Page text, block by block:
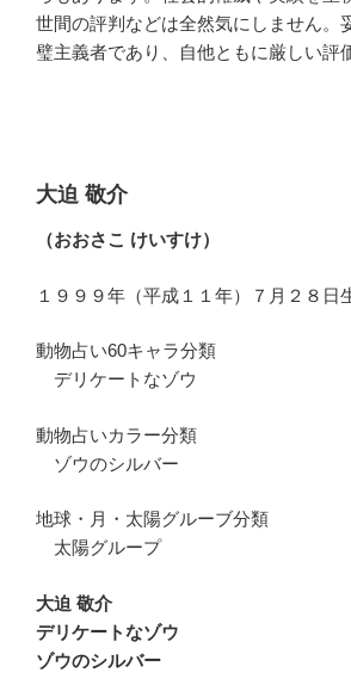
世間の評判などは全然気にしません。
璧主義者であり、自他ともに厳しい評
大迫 敬介
（おおさこ けいすけ）
１９９９年（平成１１年）７月２８日
動物占い60キャラ分類
デリケートなゾウ
動物占いカラー分類
ゾウのシルバー
地球・月・太陽グルーブ分類
太陽グループ
大迫 敬介
デリケートなゾウ
ゾウのシルバー